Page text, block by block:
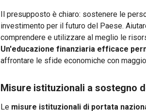
Il presupposto è chiaro: sostenere le
investimento per il futuro del Paese.
comprendere e utilizzare al meglio le
Un'educazione finanziaria efficace
affrontare le sfide economiche con
Misure istituzionali a sostegno
Le misure istituzionali di portata